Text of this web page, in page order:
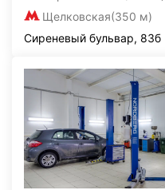
Щелковская(350 м)
Сиреневый бульвар, 83б